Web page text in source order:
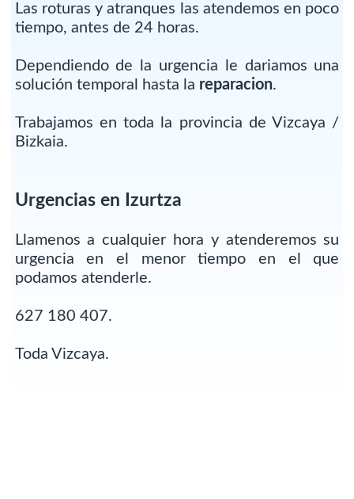
Las roturas y atranques las atendemos en poco
tiempo, antes de 24 horas.
Dependiendo de la urgencia le dariamos una
solución temporal hasta la reparacion.
Trabajamos en toda la provincia de Vizcaya /
Bizkaia.
Urgencias en Izurtza
Llamenos a cualquier hora y atenderemos su
urgencia en el menor tiempo en el que
podamos atenderle.
627 180 407.
Toda Vizcaya.